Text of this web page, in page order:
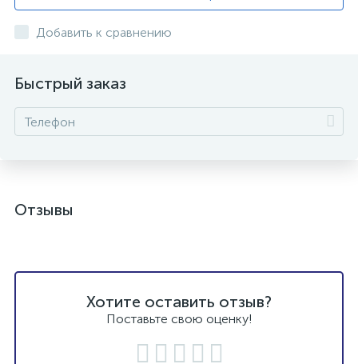
Добавить к сравнению
Быстрый заказ
Отзывы
Хотите оставить отзыв?
Поставьте свою оценку!